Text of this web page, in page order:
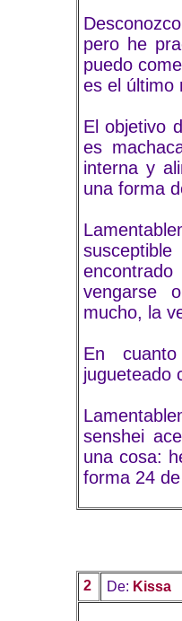
pero he
puedo
es el último
El objetivo
es
interna y
una forma
vengarse
mucho, la
En
jugueteado
senshei
una cosa:
forma 24
2 De: Kissa